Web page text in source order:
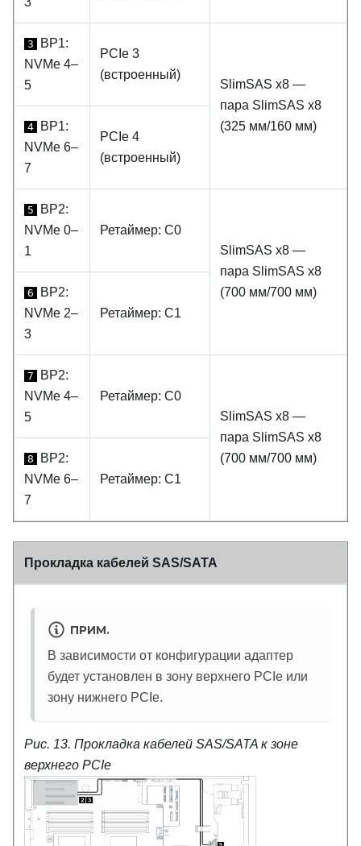
3
BP1:
NVMe 4–
5
PCIe 3
(встроенный)
SlimSAS x8 —
пара SlimSAS x8
(325 мм/160 мм)
4
BP1:
NVMe 6–
7
PCIe 4
(встроенный)
5
BP2:
NVMe 0–
1
Ретаймер: C0
SlimSAS x8 —
пара SlimSAS x8
(700 мм/700 мм)
6
BP2:
NVMe 2–
3
Ретаймер: C1
7
BP2:
NVMe 4–
5
Ретаймер: C0
SlimSAS x8 —
пара SlimSAS x8
(700 мм/700 мм)
8
BP2:
NVMe 6–
7
Ретаймер: C1
Прокладка кабелей SAS/SATA
ПРИМ.
В зависимости от конфигурации адаптер
будет установлен в зону верхнего PCIe или
зону нижнего PCIe.
Рис. 13. Прокладка кабелей SAS/SATA к зоне
верхнего PCIe